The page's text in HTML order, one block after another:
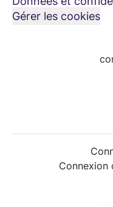
Gérer les cookies
Connexion